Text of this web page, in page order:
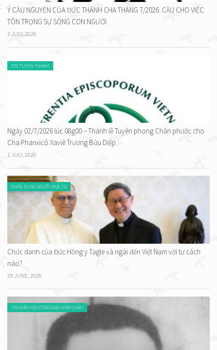
Ý CẦU NGUYỆN CỦA ĐỨC THÁNH CHA THÁNG 7/2026: CẦU CHO VIỆC
TÔN TRỌNG SỰ SỐNG CON NGƯỜI.
3 JULY, 2026
TIN TUYÊN THÁNH
Ngày 02/7/2026 lúc 08g00 – Thánh lễ Tuyên phong Chân phước cho
Cha Phanxicô Xaviê Trương Bửu Diệp.
1 JULY, 2026
CHÂN DUNG NGƯỜI MỤC TỬ
Chức danh của Đức Hồng y Tagle và ngài đến Việt Nam với tư cách
nào?
29 JUNE, 2026
TIN GIÁO HỘI CÔNG GIÁO NĂM CHÂU